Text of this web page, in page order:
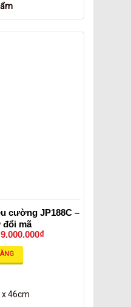
cường JP188C –
đổi mã
9.000.000₫
x 46cm